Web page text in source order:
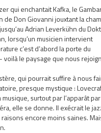
qui enchantait Kafka, le
de Don Giovanni jouxtant la
Adrian Leverkühn du
lorsqu’un musicien intervient
c’est d’abord la porte du
voilà le paysage que nous
qui pourrait suffire à nous
presque mystique :
surtout par l’apparât
elle se donne. Il exécrait le
encore moins saines.